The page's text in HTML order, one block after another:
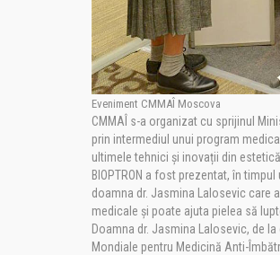
Eveniment CMMAÎ Moscova
CMMAÎ s-a organizat cu sprijinul
prin intermediul unui program
ultimele tehnici și inovații din
BIOPTRON a fost prezentat, în
doamna dr. Jasmina Lalosevic care
medicale și poate ajuta pielea să
Doamna dr. Jasmina Lalosevic, de
Mondiale pentru Medicină Anti-